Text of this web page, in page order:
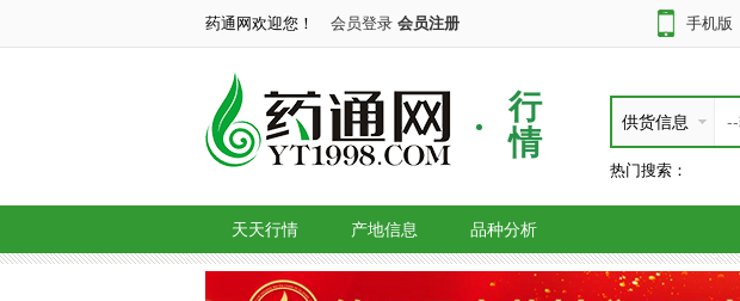
药通网欢迎您！ 会员登录 会员注册 手机版
行
情
供货信息
热门搜索：
天天行情 产地信息 品种分析